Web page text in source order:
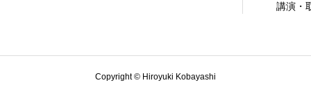
講演・
Copyright © Hiroyuki Kobayashi